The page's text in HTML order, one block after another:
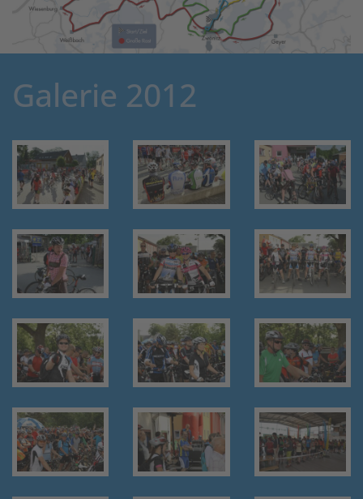
Galerie 2012